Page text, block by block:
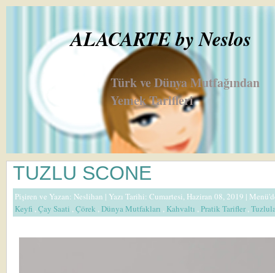
ALACARTE by Neslos
Türk ve Dünya Mutfağından
Yemek Tarifleri
TUZLU SCONE
Pişiren ve Yazan: Neslihan | Yazı Tarihi: Cumartesi, Haziran 08, 2019 |
Keyfi ,Çay Saati ,Çörek ,Dünya Mutfakları , Kahvaltı ,Pratik Tarifler,